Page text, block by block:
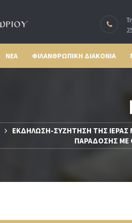
ΝΕΑ ΦΙΛΑΝΘΡΩΠΙΚΗ ΔΙΑΚΟΝΙΑ
ΕΚΔΗΛΩΣΗ-ΣΥΖΗΤΗΣΗ ΤΗΣ ΙΕΡΑΣ
ΠΑΡΑΔΟΣΗΣ ΜΕ